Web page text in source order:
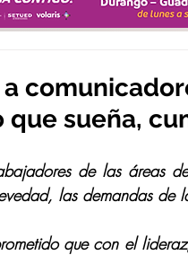
que sueña,
de las áreas
las demandas de
que con el